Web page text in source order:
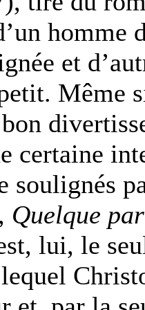
et
Même
certaine
soulignés
Quelque
lui, le